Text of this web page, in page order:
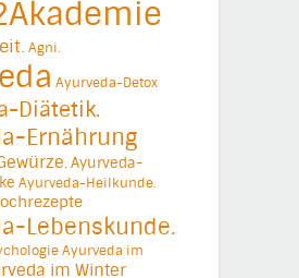
Agni.
Ayurveda-Detox
Diätetik.
Ernährung
Ayurveda-
Ayurveda-Heilkunde.
Lebenskunde.
Ayurveda im
im Winter